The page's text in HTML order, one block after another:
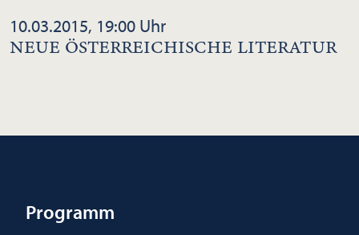
10.03.2015, 19:00 Uhr
NEUE ÖSTERREICHISCHE LITERATUR
Programm